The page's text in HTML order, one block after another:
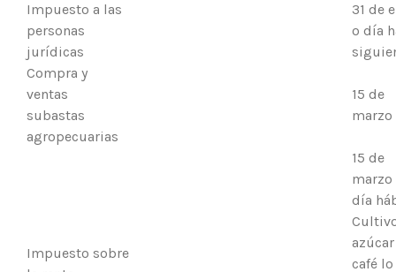
Impuesto a las
personas
jurídicas
31 de
o día
Compra y
ventas
subastas
agropecuarias
15 de
marzo
Impuesto sobre
15 de
marzo
día
azúcar
café lo